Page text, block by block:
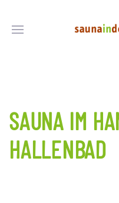
SAUNA IM
HALLENBAD